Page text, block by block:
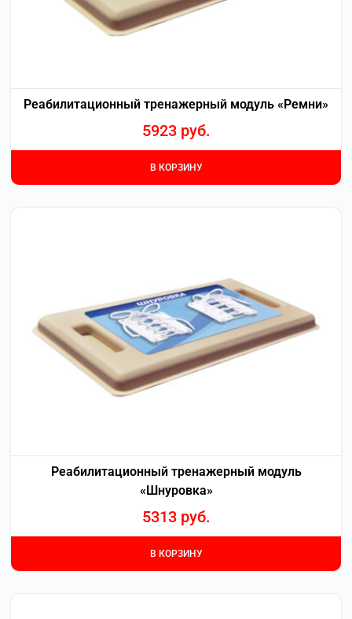
Реабилитационный тренажерный модуль «Ремни»
5923 руб.
В КОРЗИНУ
Реабилитационный тренажерный модуль
«Шнуровка»
5313 руб.
В КОРЗИНУ